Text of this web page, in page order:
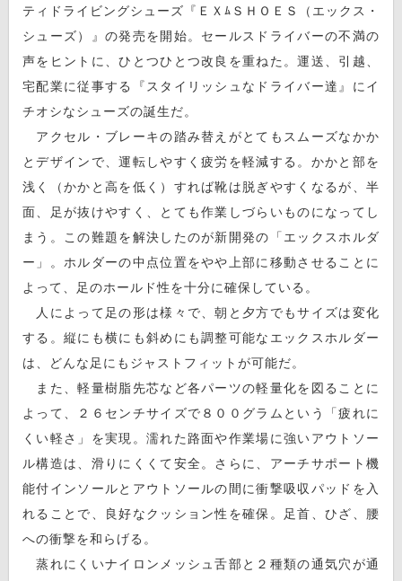
ティドライビングシューズ『ＥＸﾑＳＨＯＥＳ（エックス・
シューズ）』の発売を開始。セールスドライバーの不満の
声をヒントに、ひとつひとつ改良を重ねた。運送、引越、
宅配業に従事する『スタイリッシュなドライバー達』にイ
チオシなシューズの誕生だ。
アクセル・ブレーキの踏み替えがとてもスムーズなかか
とデザインで、運転しやすく疲労を軽減する。かかと部を
浅く（かかと高を低く）すれば靴は脱ぎやすくなるが、半
面、足が抜けやすく、とても作業しづらいものになってし
まう。この難題を解決したのが新開発の「エックスホルダ
ー」。ホルダーの中点位置をやや上部に移動させることに
よって、足のホールド性を十分に確保している。
人によって足の形は様々で、朝と夕方でもサイズは変化
する。縦にも横にも斜めにも調整可能なエックスホルダー
は、どんな足にもジャストフィットが可能だ。
また、軽量樹脂先芯など各パーツの軽量化を図ることに
よって、２６センチサイズで８００グラムという「疲れに
くい軽さ」を実現。濡れた路面や作業場に強いアウトソー
ル構造は、滑りにくくて安全。さらに、アーチサポート機
能付インソールとアウトソールの間に衝撃吸収パッドを入
れることで、良好なクッション性を確保。足首、ひざ、腰
への衝撃を和らげる。
蒸れにくいナイロンメッシュ舌部と２種類の通気穴が通